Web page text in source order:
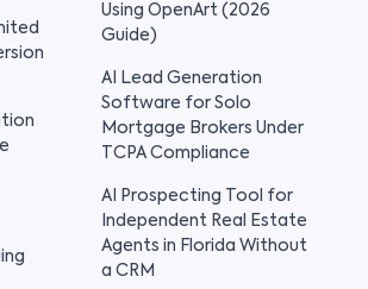
Using OpenArt (2026
Guide)
AI Lead Generation
Software for Solo
Mortgage Brokers Under
TCPA Compliance
AI Prospecting Tool for
Independent Real Estate
Agents in Florida Without
a CRM